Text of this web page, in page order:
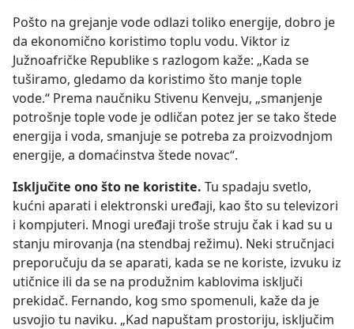
Pošto na grejanje vode odlazi toliko energije, dobro je
da ekonomično koristimo toplu vodu. Viktor iz
Južnoafričke Republike s razlogom kaže: „Kada se
tuširamo, gledamo da koristimo što manje tople
vode.“ Prema naučniku Stivenu Kenveju, „smanjenje
potrošnje tople vode je odličan potez jer se tako štede
energija i voda, smanjuje se potreba za proizvodnjom
energije, a domaćinstva štede novac“.
Isključite ono što ne koristite. Tu spadaju svetlo,
kućni aparati i elektronski uređaji, kao što su televizori
i kompjuteri. Mnogi uređaji troše struju čak i kad su u
stanju mirovanja (na stendbaj režimu). Neki stručnjaci
preporučuju da se aparati, kada se ne koriste, izvuku iz
utičnice ili da se na produžnim kablovima isključi
prekidač. Fernando, kog smo spomenuli, kaže da je
usvojio tu naviku. „Kad napuštam prostoriju, isključim